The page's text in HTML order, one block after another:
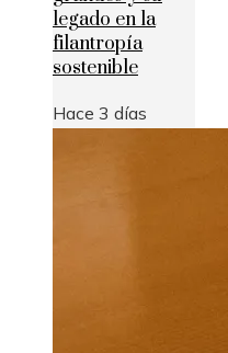
legado en la
filantropía
sostenible
Hace 3 días